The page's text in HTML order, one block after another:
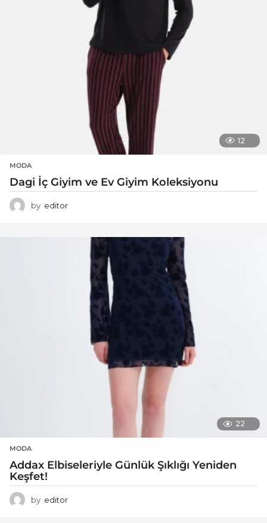
12
MODA
Dagi İç Giyim ve Ev Giyim Koleksiyonu
by editor
22
MODA
Addax Elbiseleriyle Günlük Şıklığı Yeniden
Keşfet!
by editor